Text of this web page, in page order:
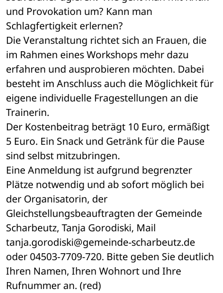
und Provokation um? Kann man
Schlagfertigkeit erlernen?
Die Veranstaltung richtet sich an Frauen, die
im Rahmen eines Workshops mehr dazu
erfahren und ausprobieren möchten. Dabei
besteht im Anschluss auch die Möglichkeit für
eigene individuelle Fragestellungen an die
Trainerin.
Der Kostenbeitrag beträgt 10 Euro, ermäßigt
5 Euro. Ein Snack und Getränk für die Pause
sind selbst mitzubringen.
Eine Anmeldung ist aufgrund begrenzter
Plätze notwendig und ab sofort möglich bei
der Organisatorin, der
Gleichstellungsbeauftragten der Gemeinde
Scharbeutz, Tanja Gorodiski, Mail
tanja.gorodiski@gemeinde-scharbeutz.de
oder 04503-7709-720. Bitte geben Sie deutlich
Ihren Namen, Ihren Wohnort und Ihre
Rufnummer an. (red)